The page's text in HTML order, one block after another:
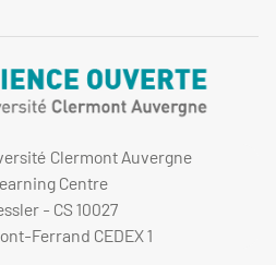
Clermont Auvergne
Centre
- CS 10027
Ferrand CEDEX 1